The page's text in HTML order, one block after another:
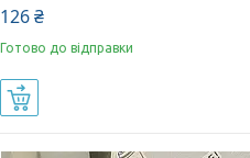
126 ₴
Готово до відправки